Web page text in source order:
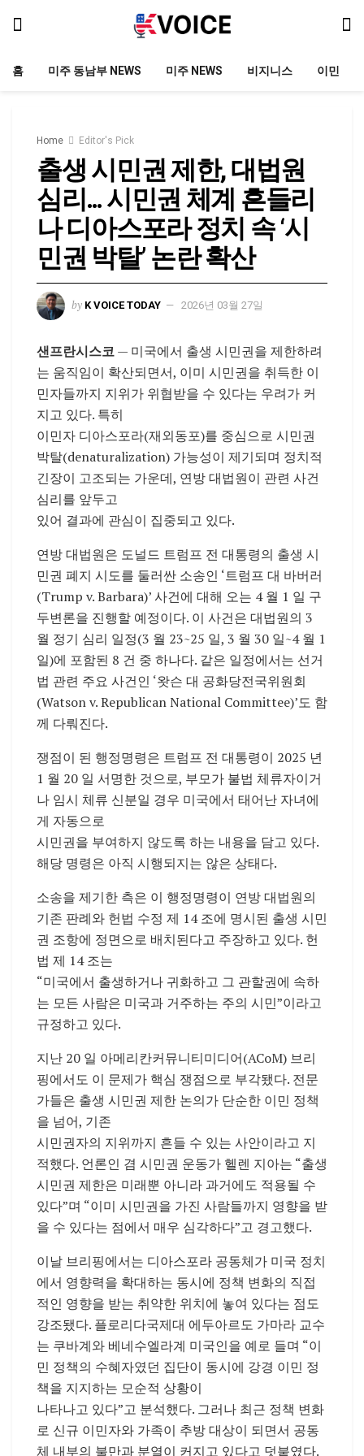
홈 미주 동남부 NEWS 미주 NEWS 비지니스 이민
Home Editor's Pick
출생 시민권 제한, 대법원
심리… 시민권 체계 흔들리
나 디아스포라 정치 속 ‘시
민권 박탈’ 논란 확산
by K VOICE TODAY 2026년 03월 27일
샌프란시스코— 미국에서 출생 시민권을 제한하려
는 움직임이 확산되면서, 이미 시민권을 취득한 이
민자들까지 지위가 위협받을 수 있다는 우려가 커
지고 있다. 특히
이민자 디아스포라(재외동포)를 중심으로 시민권
박탈(denaturalization) 가능성이 제기되며 정치적
긴장이 고조되는 가운데, 연방 대법원이 관련 사건
심리를 앞두고
있어 결과에 관심이 집중되고 있다.
연방 대법원은 도널드 트럼프 전 대통령의 출생 시
민권 폐지 시도를 둘러싼 소송인 ‘트럼프 대 바버러
(Trump v. Barbara)’ 사건에 대해 오는 4 월 1 일 구
두변론을 진행할 예정이다. 이 사건은 대법원의 3
월 정기 심리 일정(3 월 23~25 일, 3 월 30 일~4 월 1
일)에 포함된 8 건 중 하나다. 같은 일정에서는 선거
법 관련 주요 사건인 ‘왓슨 대 공화당전국위원회
(Watson v. Republican National Committee)’도 함
께 다뤄진다.
쟁점이 된 행정명령은 트럼프 전 대통령이 2025 년
1 월 20 일 서명한 것으로, 부모가 불법 체류자이거
나 임시 체류 신분일 경우 미국에서 태어난 자녀에
게 자동으로
시민권을 부여하지 않도록 하는 내용을 담고 있다.
해당 명령은 아직 시행되지는 않은 상태다.
소송을 제기한 측은 이 행정명령이 연방 대법원의
기존 판례와 헌법 수정 제 14 조에 명시된 출생 시민
권 조항에 정면으로 배치된다고 주장하고 있다. 헌
법 제 14 조는
“미국에서 출생하거나 귀화하고 그 관할권에 속하
는 모든 사람은 미국과 거주하는 주의 시민”이라고
규정하고 있다.
지난 20 일 아메리칸커뮤니티미디어(ACoM) 브리
핑에서도 이 문제가 핵심 쟁점으로 부각됐다. 전문
가들은 출생 시민권 제한 논의가 단순한 이민 정책
을 넘어, 기존
시민권자의 지위까지 흔들 수 있는 사안이라고 지
적했다. 언론인 겸 시민권 운동가 헬렌 지아는 “출생
시민권 제한은 미래뿐 아니라 과거에도 적용될 수
있다”며 “이미 시민권을 가진 사람들까지 영향을 받
을 수 있다는 점에서 매우 심각하다”고 경고했다.
이날 브리핑에서는 디아스포라 공동체가 미국 정치
에서 영향력을 확대하는 동시에 정책 변화의 직접
적인 영향을 받는 취약한 위치에 놓여 있다는 점도
강조됐다. 플로리다국제대 에두아르도 가마라 교수
는 쿠바계와 베네수엘라계 미국인을 예로 들며 “이
민 정책의 수혜자였던 집단이 동시에 강경 이민 정
책을 지지하는 모순적 상황이
나타나고 있다”고 분석했다. 그러나 최근 정책 변화
로 신규 이민자와 가족이 추방 대상이 되면서 공동
체 내부의 불만과 분열이 커지고 있다고 덧붙였다.